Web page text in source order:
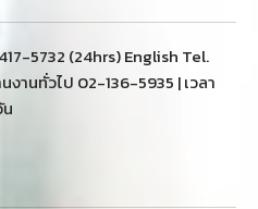
5732 (24hrs) English Tel.
านทั่วไป 02-136-5935 | เวลา